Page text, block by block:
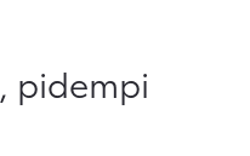
pidempi